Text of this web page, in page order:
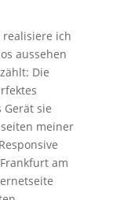
ich
aussehen
Die
sie
meiner
am